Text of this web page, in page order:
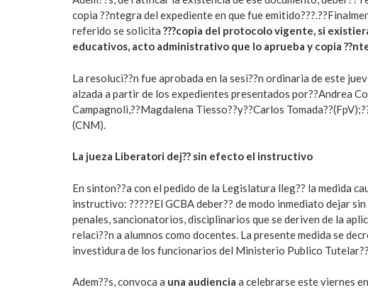
copia ??ntegra del expediente en que fue
referido se solicita ???copia del protocolo vigente, si
educativos, acto administrativo que lo aprueba y copia
La resoluci??n fue aprobada en la sesi??n ordinaria de este
alzada a partir de los expedientes presentados por??Andrea
Campagnoli,??Magdalena Tiesso??y??Carlos
(CNM).
La jueza Liberatori dej?? sin efecto el instructivo
En sinton??a con el pedido de la Legislatura lleg?? la medida
instructivo: ?????El GCBA deber?? de modo inmediato dejar
penales, sancionatorios, disciplinarios que se deriven de la
relaci??n a alumnos como docentes. La presente medida se
investidura de los funcionarios del Ministerio Publico
Adem??s, convoca a una audiencia a celebrarse este viernes